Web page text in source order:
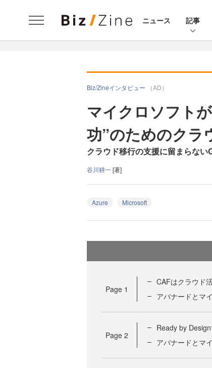
ニュース 記事
Biz/Zineインタビュー （AD）
マイクロソフト
功”のためのクラ
クラウド移行の支援に留まらな
谷川耕一[著]
Azure Microsoft
Page 1
CAFはクラウド
アバナードとマ
Page 2
Ready by
アバナードとマ